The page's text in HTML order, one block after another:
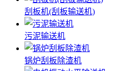
刮板机(刮板输送机)
污泥输送机
锅炉刮板除渣机